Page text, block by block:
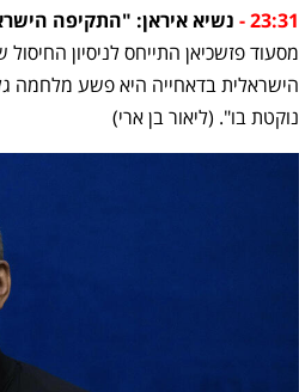
23:31 - נשיא איראן: "התקיפה
נוקטת בו". (ליאור בן ארי)